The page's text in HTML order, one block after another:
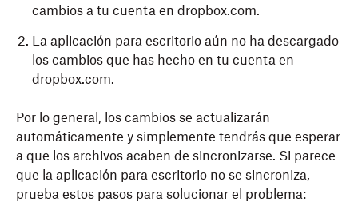
cambios a tu cuenta en dropbox.com.
La aplicación para escritorio aún no ha descargado
los cambios que has hecho en tu cuenta en
dropbox.com.
Por lo general, los cambios se actualizarán
automáticamente y simplemente tendrás que esperar
a que los archivos acaben de sincronizarse. Si parece
que la aplicación para escritorio no se sincroniza,
prueba estos pasos para solucionar el problema: